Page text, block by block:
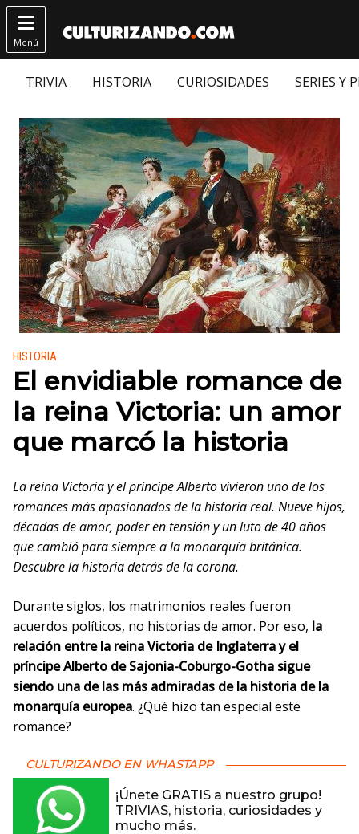

Menú
TRIVIA HISTORIA CURIOSIDADES SERIES Y
Publicado en:
HISTORIA
El envidiable romance de
la reina Victoria: un amor
que marcó la historia
La reina Victoria y el príncipe Alberto vivieron uno de los
romances más apasionados de la historia real. Nueve hijos,
décadas de amor, poder en tensión y un luto de 40 años
que cambió para siempre a la monarquía británica.
Descubre la historia detrás de la corona.
Durante siglos, los matrimonios reales fueron
acuerdos políticos, no historias de amor. Por eso, la
relación entre la reina Victoria de Inglaterra y el
príncipe Alberto de Sajonia-Coburgo-Gotha sigue
siendo una de las más admiradas de la historia de la
monarquía europea. ¿Qué hizo tan especial este
romance?
CULTURIZANDO EN WHASTAPP
¡Únete GRATIS a nuestro grupo!
TRIVIAS, historia, curiosidades y
mucho más.